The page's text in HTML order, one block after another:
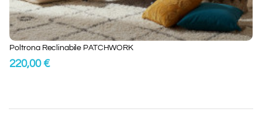
Poltrona Reclinabile PATCHWORK
220,00 €